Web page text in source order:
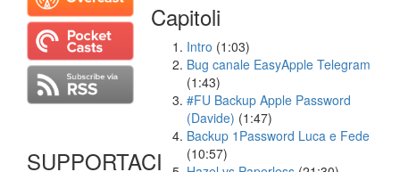
SUPPORTACI
Capitoli
Intro (1:03)
Bug canale EasyApple Telegram
(1:43)
#FU Backup Apple Password
(Davide) (1:47)
Backup 1Password Luca e Fede
(10:57)